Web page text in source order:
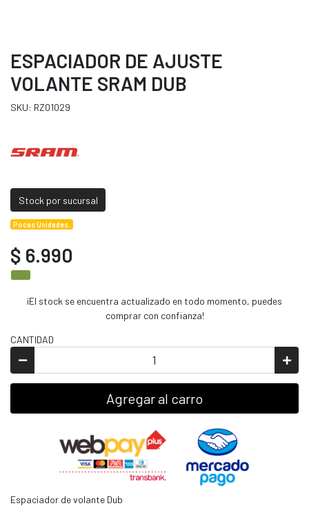
ESPACIADOR DE AJUSTE
VOLANTE SRAM DUB
SKU: RZ01029
Stock por sucursal
Pocas Unidades.
$ 6.990
¡El stock se encuentra actualizado en todo momento, puedes
comprar con confianza!
CANTIDAD
Agregar al carro
Espaciador de volante Dub